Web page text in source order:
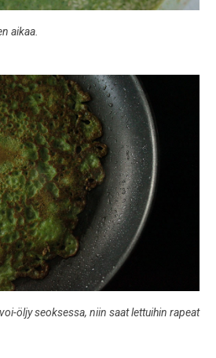
aikaa.
öljy seoksessa, niin saat lettuihin rapeat